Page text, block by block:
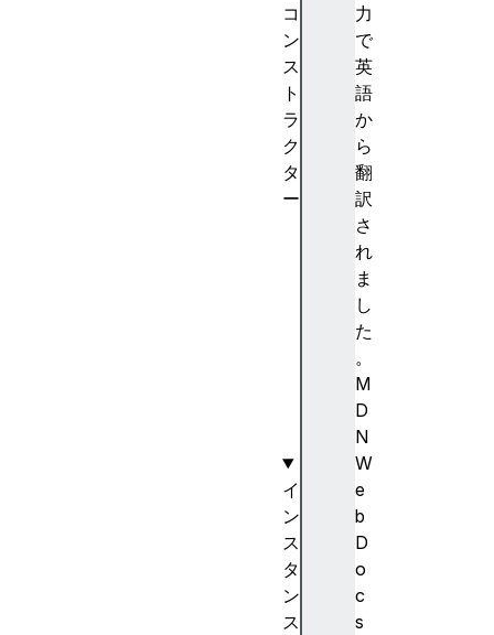
力
で
英
語
か
ら
翻
訳
さ
れ
ま
し
た
。
M
D
N
W
e
b
D
o
c
s
コ
ン
ス
ト
ラ
ク
タ
ー
イ
ン
ス
タ
ン
ス